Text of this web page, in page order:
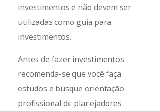
investimentos e não devem ser
utilizadas como guia para
investimentos.
Antes de fazer investimentos
recomenda-se que você faça
estudos e busque orientação
profissional de planejadores